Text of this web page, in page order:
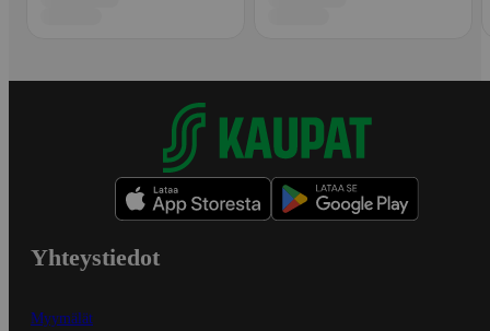
Yhteystiedot
Myymälät